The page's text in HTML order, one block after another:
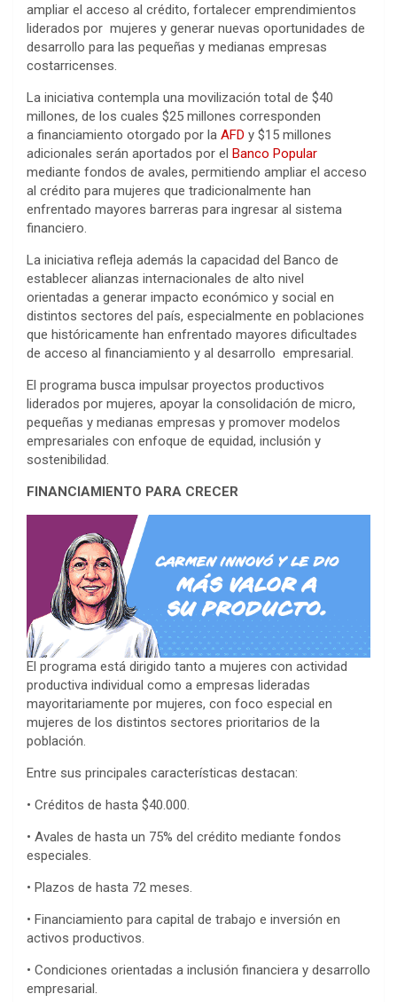
ampliar el acceso al crédito, fortalecer emprendimientos
liderados por mujeres y generar nuevas oportunidades de
desarrollo para las pequeñas y medianas empresas
costarricenses.
La iniciativa contempla una movilización total de $40
millones, de los cuales $25 millones corresponden
a financiamiento otorgado por la AFD y $15 millones
adicionales serán aportados por el Banco Popular
mediante fondos de avales, permitiendo ampliar el acceso
al crédito para mujeres que tradicionalmente han
enfrentado mayores barreras para ingresar al sistema
financiero.
La iniciativa refleja además la capacidad del Banco de
establecer alianzas internacionales de alto nivel
orientadas a generar impacto económico y social en
distintos sectores del país, especialmente en poblaciones
que históricamente han enfrentado mayores dificultades
de acceso al financiamiento y al desarrollo empresarial.
El programa busca impulsar proyectos productivos
liderados por mujeres, apoyar la consolidación de micro,
pequeñas y medianas empresas y promover modelos
empresariales con enfoque de equidad, inclusión y
sostenibilidad.
FINANCIAMIENTO PARA CRECER
El programa está dirigido tanto a mujeres con actividad
productiva individual como a empresas lideradas
mayoritariamente por mujeres, con foco especial en
mujeres de los distintos sectores prioritarios de la
población.
Entre sus principales características destacan:
• Créditos de hasta $40.000.
• Avales de hasta un 75% del crédito mediante fondos
especiales.
• Plazos de hasta 72 meses.
• Financiamiento para capital de trabajo e inversión en
activos productivos.
• Condiciones orientadas a inclusión financiera y desarrollo
empresarial.